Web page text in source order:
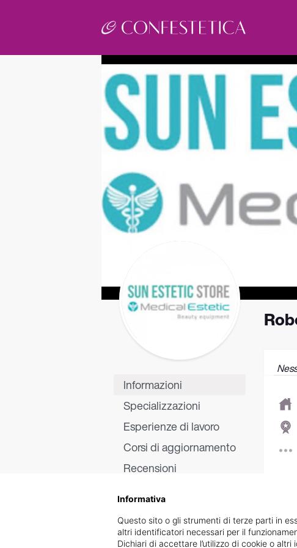
Informazioni
Specializzazioni
Esperienze di lavoro
Corsi di aggiornamento
Recensioni
Informativa
Questo sito o gli strumenti di terze parti in
altri identificatori necessari per il
Dichiari di accettare l’utilizzo di cookie o